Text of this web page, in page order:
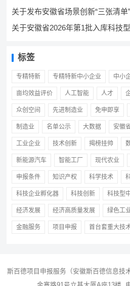
关于发布安徽省场景创新“三张清单
关于安徽省2026年第1批入库科技
标签
专精特新 专精特新中小企业 中小
亩均效益评价 人工智能 人才
众创空间 先进制造业 免申即享
制造业 名单公示 大数据 安徽
工业企业 技术创新 揭榜挂帅
新能源汽车 智能工厂 现代农业
申报条件 知识产权 科学技术
科技企业孵化器 科技创新 科技型
经济发展 经济高质量发展 绿色工
金融服务 项目申报 首台套重大技
斯百德项目申报服务（安徽斯百德信息技